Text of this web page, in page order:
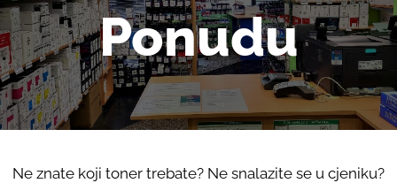
Ponudu
Ne znate koji toner trebate? Ne snalazite se u cjeniku?